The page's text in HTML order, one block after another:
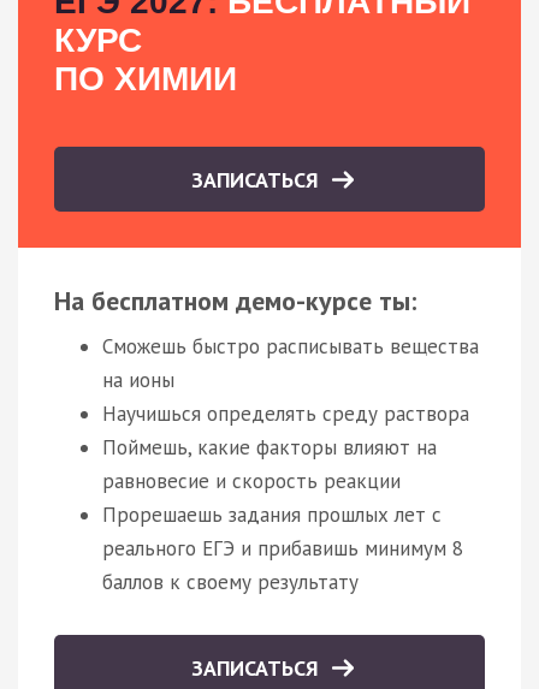
КУРС
ПО ХИМИИ
ЗАПИСАТЬСЯ
На бесплатном демо-курсе ты:
Сможешь быстро расписывать вещества
на ионы
Научишься определять среду раствора
Поймешь, какие факторы влияют на
равновесие и скорость реакции
Прорешаешь задания прошлых лет с
реального ЕГЭ и прибавишь минимум 8
баллов к своему результату
ЗАПИСАТЬСЯ